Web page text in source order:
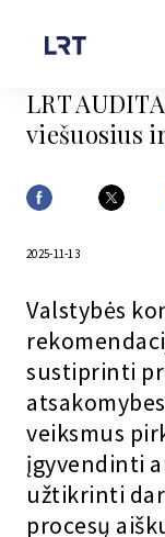
LRT
viešuosius
2025-11-13
Valstybės
sustiprinti
veiksmus
įgyvendinti
užtikrinti
procesų